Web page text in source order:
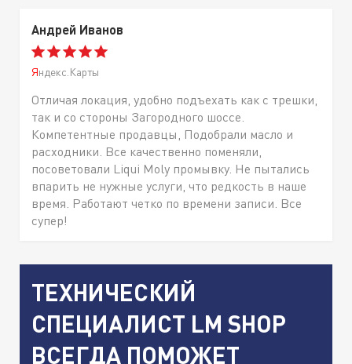
Андрей Иванов
Яндекс.Карты
Отличая локация, удобно подъехать как с трешки,
так и со стороны Загородного шоссе.
Компетентные продавцы, Подобрали масло и
расходники. Все качественно поменяли,
посоветовали Liqui Moly промывку. Не пытались
впарить не нужные услуги, что редкость в наше
время. Работают четко по времени записи. Все
супер!
ТЕХНИЧЕСКИЙ
СПЕЦИАЛИСТ LM SHOP
ВСЕГДА ПОМОЖЕТ